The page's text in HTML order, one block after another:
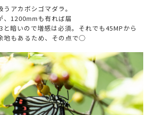
アカボシゴマダラ。
、1200mmも有れば届
と暗いので増感は必須。それでも45MPから
地もあるため、その点で◯